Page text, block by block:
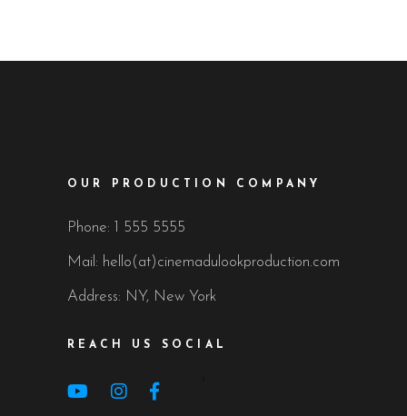
OUR PRODUCTION COMPANY
Phone: 1 555 5555
Mail: hello(at)cinemadulookproduction.com
Address: NY, New York
REACH US SOCIAL